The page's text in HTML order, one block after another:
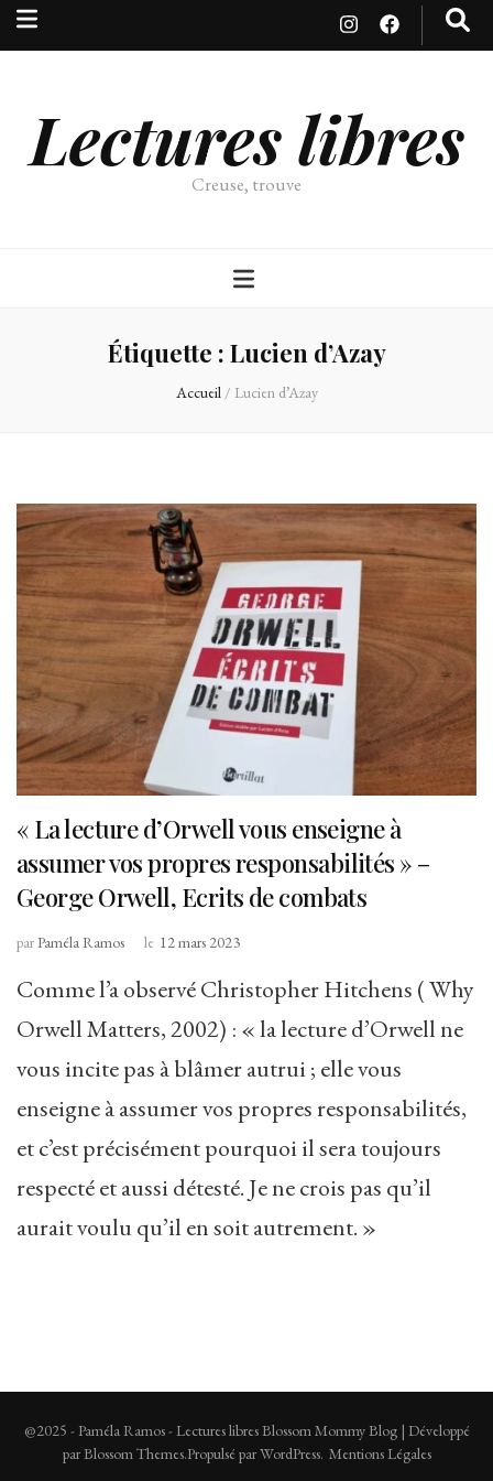
Lectures libres
Creuse, trouve
Étiquette : Lucien d’Azay
Accueil / Lucien d’Azay
« La lecture d’Orwell vous enseigne à
assumer vos propres responsabilités » –
George Orwell, Ecrits de combats
parPaméla Ramos le 12 mars 2023
Comme l’a observé Christopher Hitchens ( Why
Orwell Matters, 2002) : « la lecture d’Orwell ne
vous incite pas à blâmer autrui ; elle vous
enseigne à assumer vos propres responsabilités,
et c’est précisément pourquoi il sera toujours
respecté et aussi détesté. Je ne crois pas qu’il
aurait voulu qu’il en soit autrement. »
@2025 - Paméla Ramos - Lectures libresBlossom Mommy Blog | Développé
parBlossom Themes.Propulsé parWordPress. Mentions Légales